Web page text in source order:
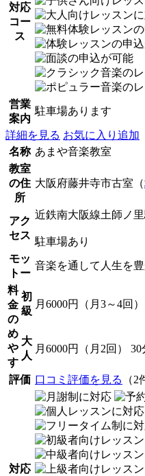
対応
コー
ス
営業
案内
駐車場あります
詳細を見る お気に入り追加
名称 あまや音楽教室
教室
の住
所
大阪府藤井寺市古室（
アク
セス
近鉄南大阪線土師ノ
駐車場あり
モッ
トー
音楽を通して人生を
料
金
の
め
や
す
初
級
月6000円（月3～4回
大
人
月6000円（月2回）
評価 口コミ評価を見る （2
対応